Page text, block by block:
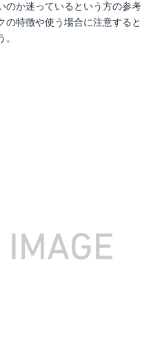
のか迷っているという方の参考
の特徴や使う場合に注意すると